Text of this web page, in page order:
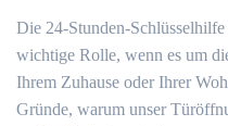
Die 24-Stunden-
wichtige Rolle, wenn es um
Ihrem Zuhause oder Ihrer
Gründe, warum unser